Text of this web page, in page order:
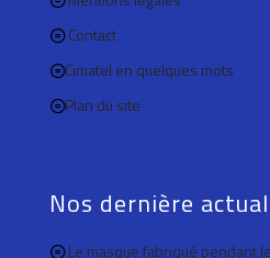
Contact
Cimatel en quelques mots
Plan du site
Nos dernière
Le masque fabriqué pendant